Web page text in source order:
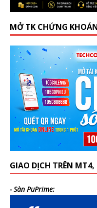
MỞ TK CHỨNG
GIAO DỊCH TRÊN
- Sàn PuPrime: